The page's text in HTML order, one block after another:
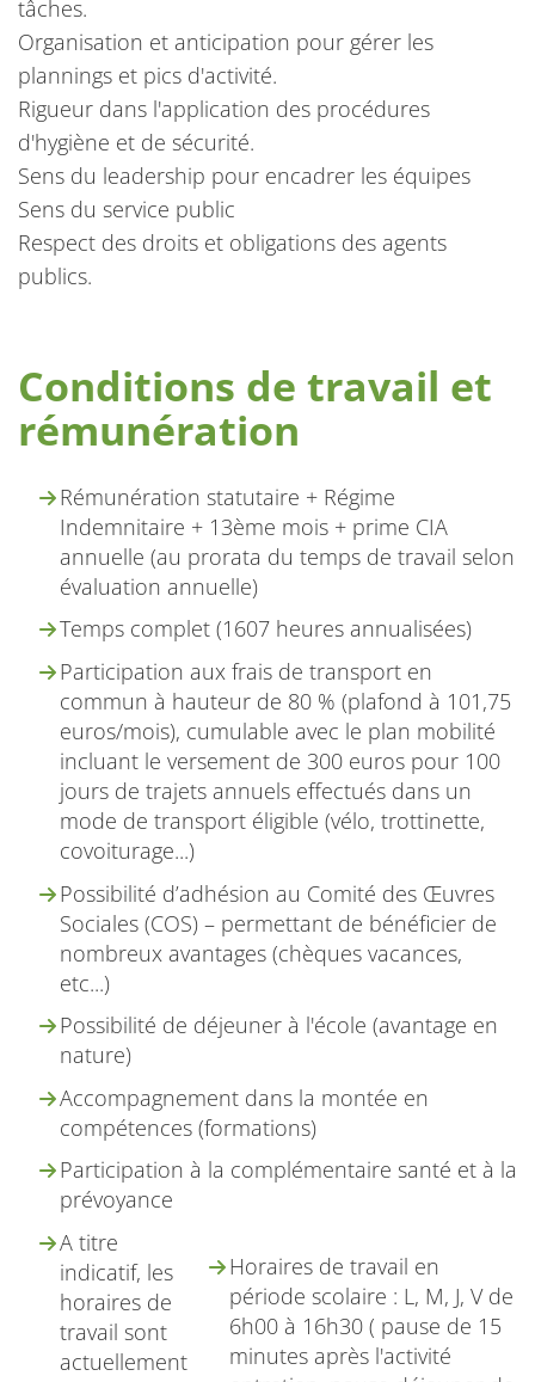
tâches.
Organisation et anticipation pour gérer les
plannings et pics d'activité.
Rigueur dans l'application des procédures
d'hygiène et de sécurité.
Sens du leadership pour encadrer les équipes
Sens du service public
Respect des droits et obligations des agents
publics.
Conditions de travail et
rémunération
Rémunération statutaire + Régime
Indemnitaire + 13ème mois + prime CIA
annuelle (au prorata du temps de travail selon
évaluation annuelle)
Temps complet (1607 heures annualisées)
Participation aux frais de transport en
commun à hauteur de 80 % (plafond à 101,75
euros/mois), cumulable avec le plan mobilité
incluant le versement de 300 euros pour 100
jours de trajets annuels effectués dans un
mode de transport éligible (vélo, trottinette,
covoiturage...)
Possibilité d’adhésion au Comité des Œuvres
Sociales (COS) – permettant de bénéficier de
nombreux avantages (chèques vacances,
etc...)
Possibilité de déjeuner à l'école (avantage en
nature)
Accompagnement dans la montée en
compétences (formations)
Participation à la complémentaire santé et à la
prévoyance
A titre
indicatif, les
horaires de
travail sont
actuellement
Horaires de travail en
période scolaire : L, M, J, V de
6h00 à 16h30 ( pause de 15
minutes après l'activité